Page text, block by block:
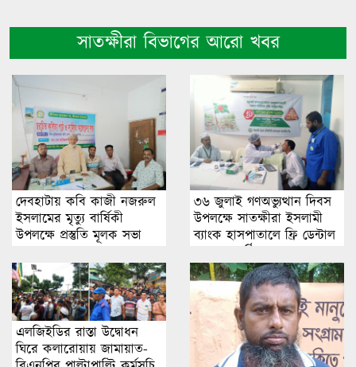
সাতক্ষীরা বিভাগের আরো খবর
দেবহাটায় কবি কাজী নজরুল
ইসলামের মৃত্যু বার্ষিকী
উপলক্ষে প্রস্তুতি মূলক সভা
৩৬ জুলাই গণঅভ্যুত্থান দিবস
উপলক্ষে সাতক্ষীরা ইসলামী
ব্যাংক হাসপাতালে ফ্রি ডেন্টাল
ক্যাম্প অনুষ্ঠিত
এলজিইডির রাস্তা উদ্বোধন
ঘিরে কলারোয়ায় জামায়াত-